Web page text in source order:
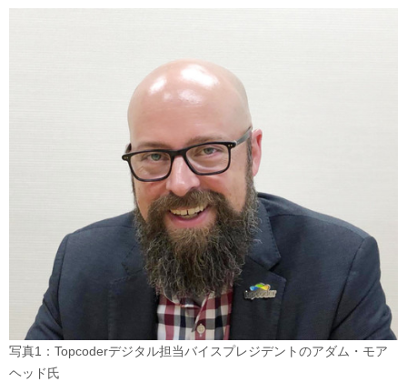
写真1：Topcoderデジタル担当バイスプレジデントのアダム・モア
ヘッド氏